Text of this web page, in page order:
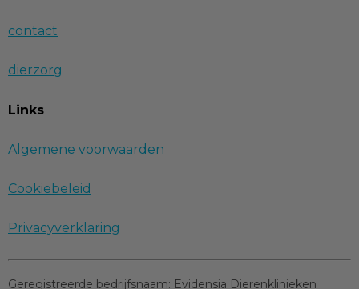
contact
dierzorg
Links
Algemene voorwaarden
Cookiebeleid
Privacyverklaring
Geregistreerde bedrijfsnaam: Evidensia Dierenklinieken